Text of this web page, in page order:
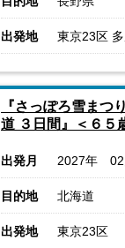
出発地 東京23区
『さっぽろ雪まつ
道 ３日間』＜６５
出発月 2027年 02
目的地 北海道
出発地 東京23区